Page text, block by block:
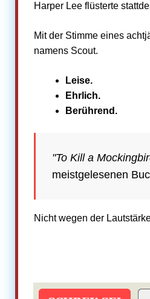
Harper Lee flüsterte
Mit der Stimme eines
namens Scout.
Leise.
Ehrlich.
Berührend.
"To Kill a
meistgelesenen
Nicht wegen der